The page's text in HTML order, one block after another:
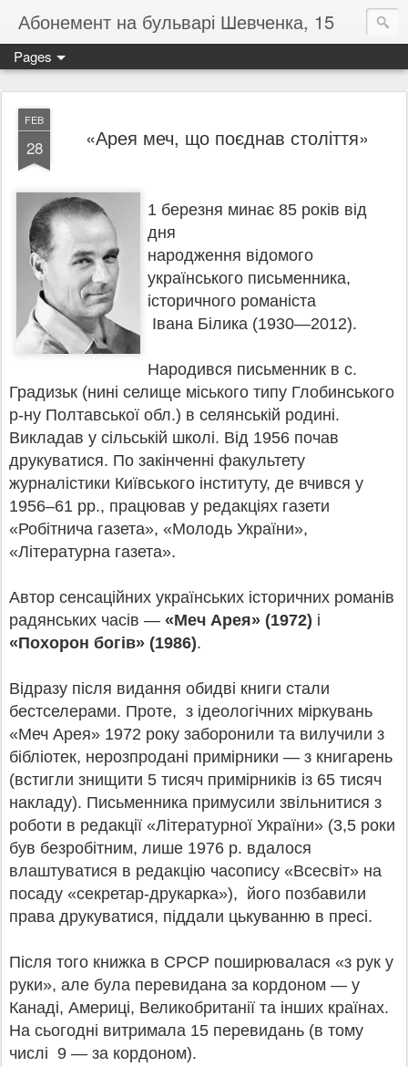
Абонемент на бульварі Шевченка, 15
Pages
FEB
28 «Арея меч, що поєднав століття»
1 березня минає 85 років від
дня
народження відомого
українського письменника,
історичного романіста
Івана Білика (1930—2012).
Народився письменник в с.
Градизьк (нині селище міського типу Глобинського
р-ну Полтавської обл.) в селянській родині.
Викладав у сільській школі. Від 1956 почав
друкуватися. По закінченні факультету
журналістики Київського інституту, де вчився у
1956–61 рр., працював у редакціях газети
«Робітнича газета», «Молодь України»,
«Літературна газета».
Автор сенсаційних українських історичних романів
радянських часів — «Меч Арея» (1972) і
«Похорон богів» (1986).
Відразу після видання обидві книги стали
бестселерами. Проте, з ідеологічних міркувань
«Меч Арея» 1972 року заборонили та вилучили з
бібліотек, нерозпродані примірники — з книгарень
(встигли знищити 5 тисяч примірників із 65 тисяч
накладу). Письменника примусили звільнитися з
роботи в редакції «Літературної України» (3,5 роки
був безробітним, лише 1976 р. вдалося
влаштуватися в редакцію часопису «Всесвіт» на
посаду «секретар-друкарка»), його позбавили
права друкуватися, піддали цькуванню в пресі.
Після того книжка в СРСР поширювалася «з рук у
руки», але була перевидана за кордоном — у
Канаді, Америці, Великобританії та інших країнах.
На сьогодні витримала 15 перевидань (в тому
числі 9 — за кордоном).